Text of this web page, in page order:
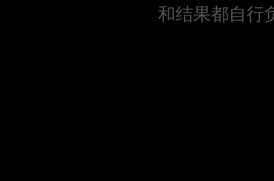
和结果都自行